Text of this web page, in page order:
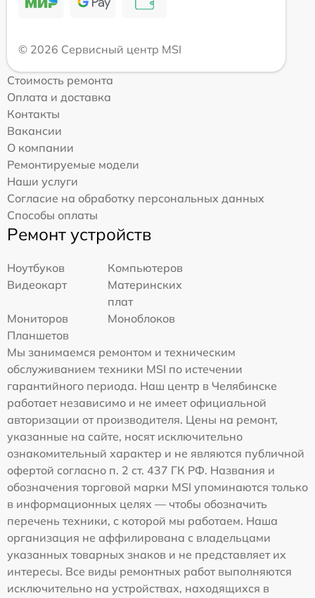
© 2026 Сервисный центр MSI
Стоимость ремонта
Оплата и доставка
Контакты
Вакансии
О компании
Ремонтируемые модели
Наши услуги
Согласие на обработку персональных данных
Способы оплаты
Ремонт устройств
Ноутбуков
Компьютеров
Видеокарт
Материнских
плат
Мониторов
Моноблоков
Планшетов
Мы занимаемся ремонтом и техническим
обслуживанием техники MSI по истечении
гарантийного периода. Наш центр в Челябинске
работает независимо и не имеет официальной
авторизации от производителя. Цены на ремонт,
указанные на сайте, носят исключительно
ознакомительный характер и не являются публичной
офертой согласно п. 2 ст. 437 ГК РФ. Названия и
обозначения торговой марки MSI упоминаются только
в информационных целях — чтобы обозначить
перечень техники, с которой мы работаем. Наша
организация не аффилирована с владельцами
указанных товарных знаков и не представляет их
интересы. Все виды ремонтных работ выполняются
исключительно на устройствах, находящихся в